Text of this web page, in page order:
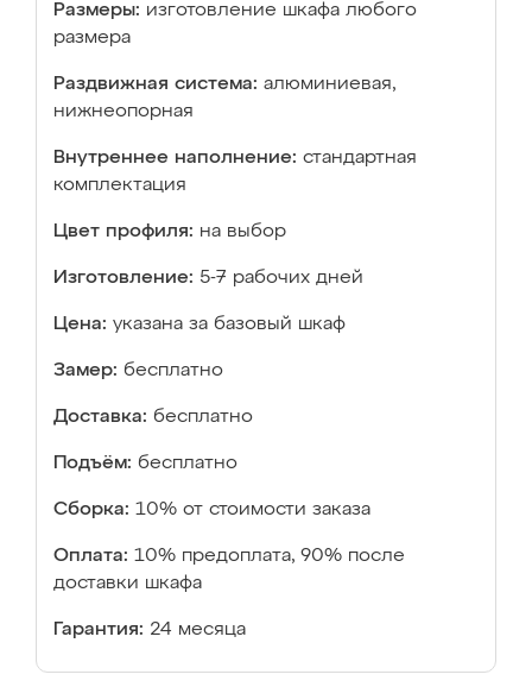
Размеры: изготовление шкафа любого
размера
Раздвижная система: алюминиевая,
нижнеопорная
Внутреннее наполнение: стандартная
комплектация
Цвет профиля: на выбор
Изготовление: 5-7 рабочих дней
Цена: указана за базовый шкаф
Замер: бесплатно
Доставка: бесплатно
Подъём: бесплатно
Сборка: 10% от стоимости заказа
Оплата: 10% предоплата, 90% после
доставки шкафа
Гарантия: 24 месяца